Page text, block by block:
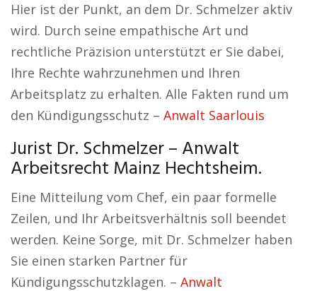
Hier ist der Punkt, an dem Dr. Schmelzer aktiv
wird. Durch seine empathische Art und
rechtliche Präzision unterstützt er Sie dabei,
Ihre Rechte wahrzunehmen und Ihren
Arbeitsplatz zu erhalten. Alle Fakten rund um
den Kündigungsschutz – Anwalt Saarlouis
Jurist Dr. Schmelzer – Anwalt
Arbeitsrecht Mainz Hechtsheim.
Eine Mitteilung vom Chef, ein paar formelle
Zeilen, und Ihr Arbeitsverhältnis soll beendet
werden. Keine Sorge, mit Dr. Schmelzer haben
Sie einen starken Partner für
Kündigungsschutzklagen. – Anwalt